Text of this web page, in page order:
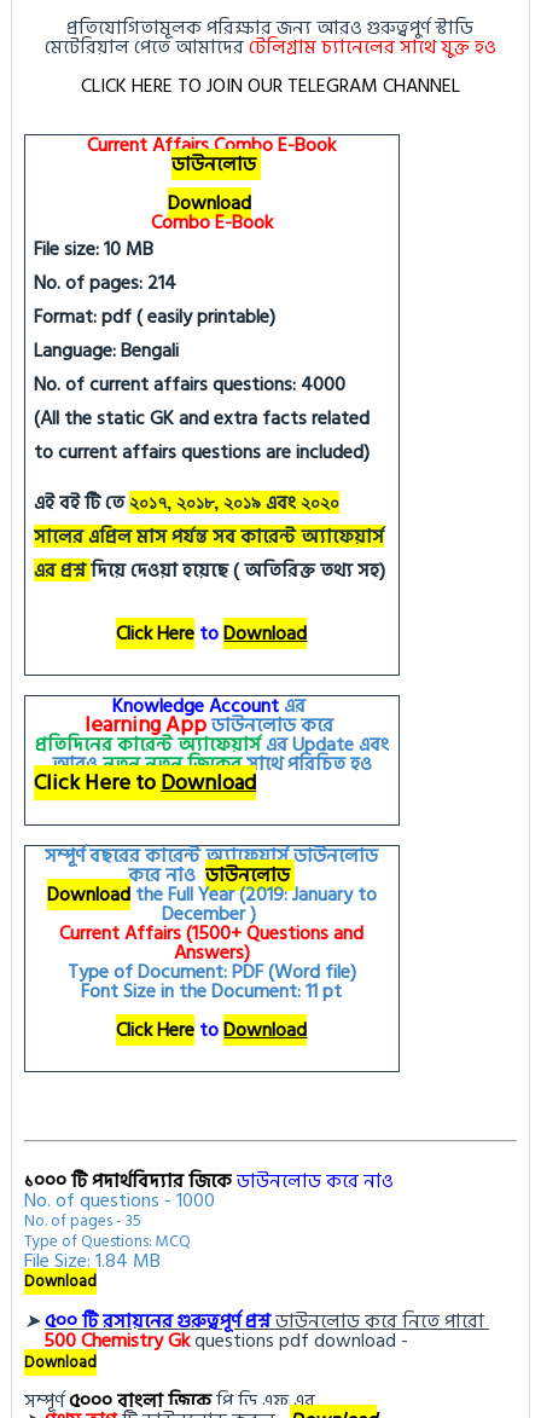
প্রতিযোগিতামূলক পরিক্ষার জন্য আরও গুরুত্বপুর্ণ স্টাডি
মেটেরিয়াল পেতে আমাদেরটেলিগ্রাম চ্যানেলের সাথে যুক্ত হও
CLICK HERE TO JOIN OUR TELEGRAM CHANNEL
Current Affairs Combo E-Book
ডাউনলোড
Download
Combo E-Book
File size: 10 MB
No. of pages: 214
Format: pdf ( easily printable)
Language: Bengali
No. of current affairs questions: 4000
(All the static GK and extra facts related
to current affairs questions are included)
এই বই টি তে ২০১৭, ২০১৮, ২০১৯ এবং২০২০
সালের এপ্রিল মাস পর্যন্ত সব কারেন্ট অ্যাফেয়ার্স
এর প্রশ্নদিয়ে দেওয়া হয়েছে ( অতিরিক্ত তথ্য সহ)
Click HeretoDownload
Knowledge Accountএর
learningAppডাউনলোড করে
প্রতিদিনের কারেন্ট অ্যাফেয়ার্সএরUpdateএবং
আরওনতুননতুনজিকেরসাথে পরিচিত হও
Click Here toDownload
সম্পূর্ণ বছরের কারেন্ট অ্যাফেয়ার্স ডাউনলোড
করে নাও ডাউনলোড
Downloadthe Full Year (2019: January to
December )
Current Affairs (1500+ Questions and
Answers)
Type of Document: PDF (Word file)
Font Size in the Document: 11 pt
Click HeretoDownload
১০০০ টি পদার্থবিদ্যার জিকেডাউনলোড করে নাও
No. of questions - 1000
No. of pages - 35
Type of Questions: MCQ
File Size: 1.84 MB
Download
➤৫০০ টি রসায়নের গুরুত্বপূর্ণ প্রশ্নডাউনলোড করে নিতে পারো
500Chemistry Gkquestions pdf download -
Download
সম্পূর্ণ৫০০০ বাংলা জিকেপি ডি এফ এর